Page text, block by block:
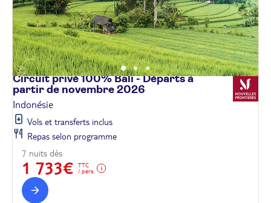
Circuit privé 100% Bali - Départs à
partir de novembre 2026
Indonésie
Vols et transferts inclus
Repas selon programme
7 nuits dès
1 733€
TTC
/ pers.